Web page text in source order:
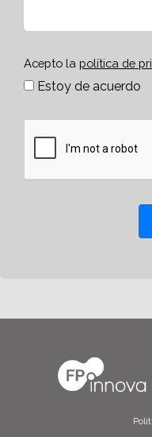
Acepto la política de
Estoy de acuerdo